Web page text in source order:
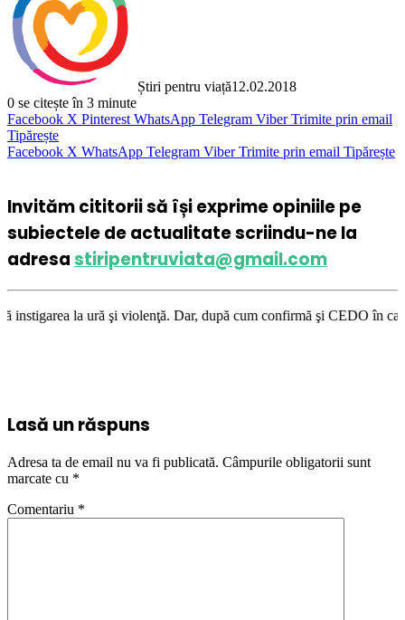
Știri pentru viață12.02.2018
0 se citește în 3 minute
Facebook X Pinterest WhatsApp Telegram Viber Trimite prin email
Tipărește
Facebook X WhatsApp Telegram Viber Trimite prin email Tipărește
Invităm cititorii să își exprime opiniile pe
subiectele de actualitate scriindu-ne la
adresastiripentruviata@gmail.com
şi violenţă. Dar, după cum confirmă şi CEDO în cazul
Lasă un răspuns
Adresa ta de email nu va fi publicată. Câmpurile obligatorii sunt
marcate cu *
Comentariu *